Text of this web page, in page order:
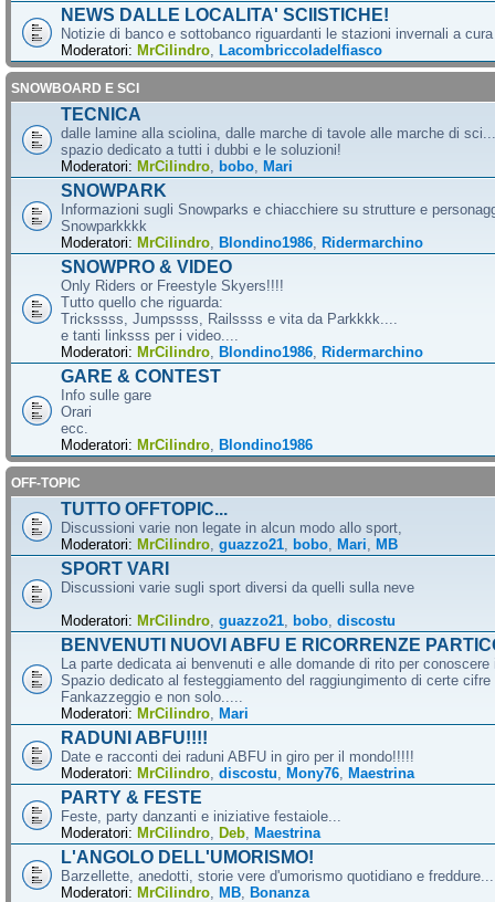
NEWS DALLE LOCALITA' SCIISTICHE!
Notizie di banco e sottobanco riguardanti le stazioni invernali a
Moderatori: MrCilindro Lacombriccoladelfiasco
SNOWBOARD E SCI
TECNICA
dalle lamine alla sciolina, dalle marche di tavole alle marche di
spazio dedicato a tutti i dubbi e le soluzioni!
Moderatori: MrCilindro bobo Mari
SNOWPARK
Informazioni sugli Snowparks e chiacchiere su strutture e
Snowparkkkk
Moderatori: MrCilindro Blondino1986 Ridermarchino
SNOWPRO & VIDEO
Only Riders or Freestyle Skyers!!!!
Tutto quello che riguarda:
Trickssss, Jumpssss, Railssss e vita da Parkkkk....
e tanti linksss per i video....
Moderatori: MrCilindro Blondino1986 Ridermarchino
GARE & CONTEST
Info sulle gare
Orari
ecc.
Moderatori: MrCilindro Blondino1986
OFF-TOPIC
TUTTO OFFTOPIC...
Discussioni varie non legate in alcun modo allo sport,
Moderatori: MrCilindro guazzo21 bobo Mari MB
SPORT VARI
Discussioni varie sugli sport diversi da quelli sulla neve
Moderatori: MrCilindro guazzo21 bobo discostu
BENVENUTI NUOVI ABFU E RICORRENZE
La parte dedicata ai benvenuti e alle domande di rito per
Spazio dedicato al festeggiamento del raggiungimento di certe cifre
Fankazzeggio e non solo.....
Moderatori: MrCilindro Mari
RADUNI ABFU!!!!
Date e racconti dei raduni ABFU in giro per il mondo!!!!!
Moderatori: MrCilindro discostu Mony76 Maestrina
PARTY & FESTE
Feste, party danzanti e iniziative festaiole...
Moderatori: MrCilindro Deb Maestrina
L'ANGOLO DELL'UMORISMO!
Barzellette, anedotti, storie vere d'umorismo quotidiano e
Moderatori: MrCilindro MB Bonanza